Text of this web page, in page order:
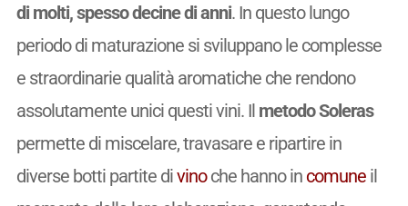
di molti, spesso decine di anni. In questo lungo
periodo di maturazione si sviluppano le complesse
e straordinarie qualità aromatiche che rendono
assolutamente unici questi vini. Il metodo Soleras
permette di miscelare, travasare e ripartire in
diverse botti partite divinoche hanno in comuneil